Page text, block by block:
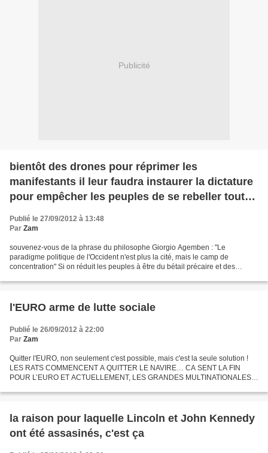
Publicité
bientôt des drones pour réprimer les
manifestants il leur faudra instaurer la dictature
pour empêcher les peuples de se rebeller tout
simplement
Publié le 27/09/2012 à 13:48
Par Zam
souvenez-vous de la phrase du philosophe Giorgio Agemben : "Le
paradigme politique de l'Occident n'est plus la cité, mais le camp de
concentration" Si on réduit les peuples à être du bétail précaire et des
l'EURO arme de lutte sociale
Publié le 26/09/2012 à 22:00
Par Zam
Quitter l'EURO, non seulement c'est possible, mais c'est la seule solution !
LES RATS COMMENCENT A QUITTER LE NAVIRE… CA SENT LA FIN
POUR L’EURO ET ACTUELLEMENT, LES GRANDES MULTINATIONALES
VERS D’AUTRES...
la raison pour laquelle Lincoln et John Kennedy
ont été assasinés, c'est ça